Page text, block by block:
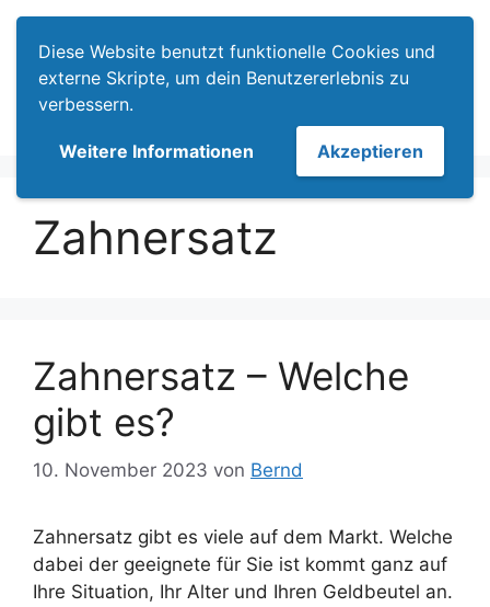
Diese Website benutzt funktionelle Cookies und
externe Skripte, um dein Benutzererlebnis zu
verbessern.
Weitere Informationen Akzeptieren
Zum
Inhalt
springen
Zahnersatz
Zahnersatz – Welche
gibt es?
10. November 2023 von Bernd
Zahnersatz gibt es viele auf dem Markt. Welche
dabei der geeignete für Sie ist kommt ganz auf
Ihre Situation, Ihr Alter und Ihren Geldbeutel an.